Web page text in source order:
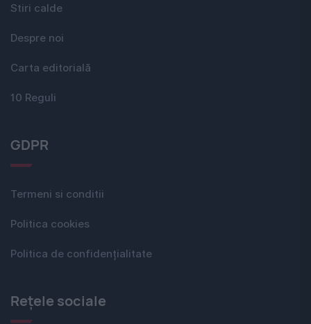
Stiri calde
Despre noi
Carta editorială
10 Reguli
GDPR
Termeni si conditii
Politica cookies
Politica de confidențialitate
Rețele sociale